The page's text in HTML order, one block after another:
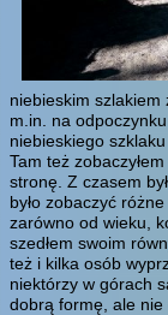
niebieskim szlakiem
m.in. na
niebieskiego
Tam też
stronę. Z czasem
było zobaczyć
zarówno od wieku,
szedłem swoim
też i kilka osób
niektórzy w górach
dobrą formę, ale nie